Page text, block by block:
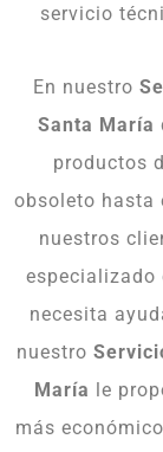
servicio
En nuestro
Santa María
productos
obsoleto hasta
nuestros
especializado
necesita
nuestro
María le
más